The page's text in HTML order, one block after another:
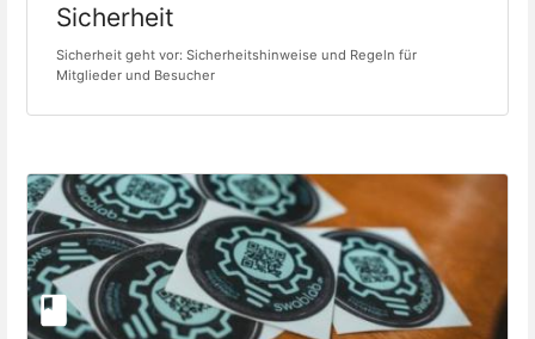
Sicherheit
Sicherheit geht vor: Sicherheitshinweise und Regeln für
Mitglieder und Besucher